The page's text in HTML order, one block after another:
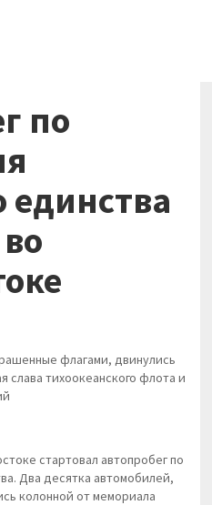
по
единства
флагами, двинулись
слава тихоокеанского флота и
стартовал автопробег по
Два десятка автомобилей,
колонной от мемориала